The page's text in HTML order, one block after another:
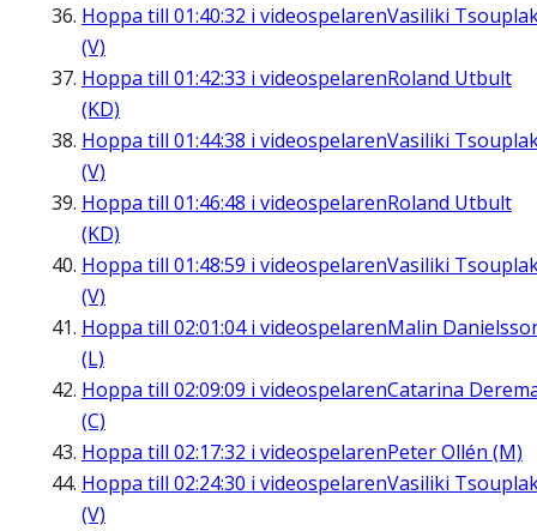
Hoppa till 01:40:32 i videospelarenVasiliki
(V)
Hoppa till 01:42:33 i videospelarenRoland Utbult
(KD)
Hoppa till 01:44:38 i videospelarenVasiliki
(V)
Hoppa till 01:46:48 i videospelarenRoland Utbult
(KD)
Hoppa till 01:48:59 i videospelarenVasiliki
(V)
Hoppa till 02:01:04i videospelarenMalin
(L)
Hoppa till 02:09:09 i videospelarenCatarina
(C)
Hoppa till 02:17:32 i videospelarenPeter Ollén (M)
Hoppa till 02:24:30 i videospelarenVasiliki
(V)